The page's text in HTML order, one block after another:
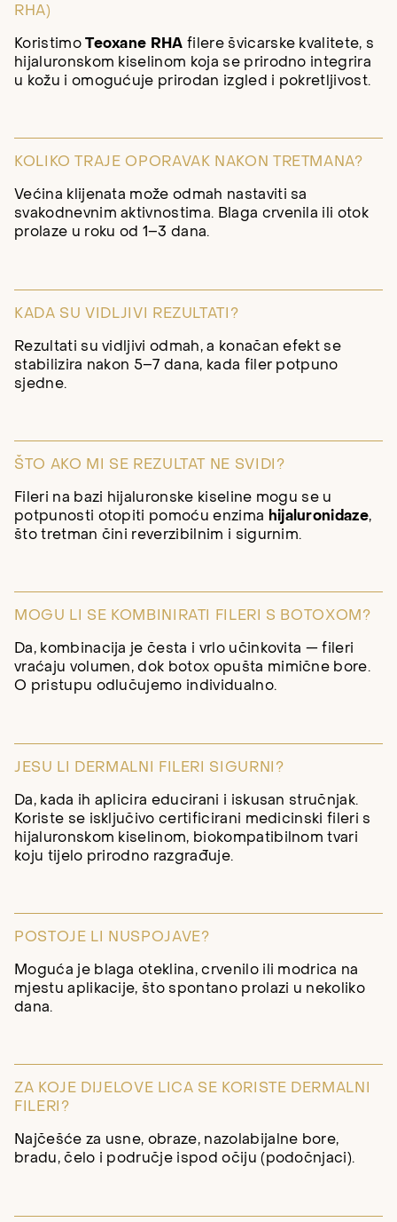
RHA)
KoristimoTeoxane RHA filere švicarske kvalitete, s
hijaluronskom kiselinom koja se prirodno integrira
u kožu i omogućuje prirodan izgled i pokretljivost.
KOLIKO TRAJE OPORAVAK NAKON TRETMANA?
Većina klijenata može odmah nastaviti sa
svakodnevnim aktivnostima. Blaga crvenila ili otok
prolaze u roku od 1–3 dana.
KADA SU VIDLJIVI REZULTATI?
Rezultati su vidljivi odmah, a konačan efekt se
stabilizira nakon 5–7 dana, kada filer potpuno
sjedne.
ŠTO AKO MI SE REZULTAT NE SVIDI?
Fileri na bazi hijaluronske kiseline mogu se u
potpunosti otopiti pomoću enzima hijaluronidaze,
što tretman čini reverzibilnim i sigurnim.
MOGU LI SE KOMBINIRATI FILERI S BOTOXOM?
Da, kombinacija je česta i vrlo učinkovita — fileri
vraćaju volumen, dok botox opušta mimične bore.
O pristupu odlučujemo individualno.
JESU LI DERMALNI FILERI SIGURNI?
Da, kada ih aplicira educirani i iskusan stručnjak.
Koriste se isključivo certificirani medicinski fileri s
hijaluronskom kiselinom, biokompatibilnom tvari
koju tijelo prirodno razgrađuje.
POSTOJE LI NUSPOJAVE?
Moguća je blaga oteklina, crvenilo ili modrica na
mjestu aplikacije, što spontano prolazi u nekoliko
dana.
ZA KOJE DIJELOVE LICA SE KORISTE DERMALNI
FILERI?
Najčešće za usne, obraze, nazolabijalne bore,
bradu, čelo i područje ispod očiju (podočnjaci).